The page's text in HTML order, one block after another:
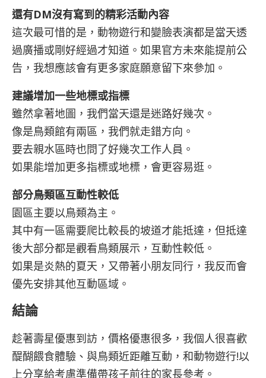
還有DM沒有寫到的精彩活動內容
這次最可惜的是，動物遊行和變臉表演都是當天透
過廣播或剛好經過才知道。如果官方未來能提前公
告，我想應該會有更多家庭願意留下來參加。
建議增加一些地標或指標
雖然拿著地圖，我們當天還是迷路好幾次。
像是鳥類館有兩區，我們就走錯方向。
要去親水區時也問了好幾次工作人員。
如果能增加更多指標或地標，會更容易逛。
部分鳥類區互動性較低
園區主要以鳥類為主。
其中有一區需要爬比較長的坡道才能抵達，但抵達
後大部分都是觀看鳥類展示，互動性較低。
如果是炎熱的夏天，又帶著小朋友同行，我反而會
優先安排其他互動區域。
結論
趁著壽星優惠到訪，價格優惠很多，我個人很喜歡
醍醐餵食體驗、與鳥類近距離互動，和動物遊行!以
上分享給考慮準備帶孩子前往的家長參考。